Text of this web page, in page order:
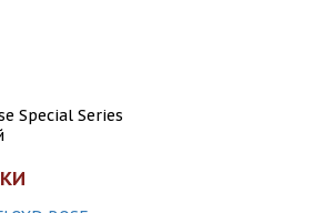
Special Series